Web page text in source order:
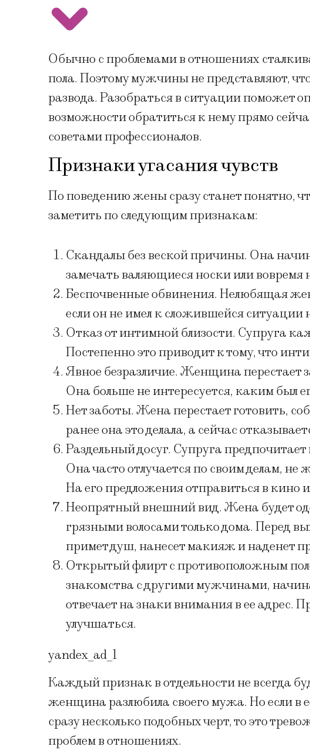
Обычно с проблемами в отношениях
пола. Поэтому мужчины не представляют,
развода. Разобраться в ситуации поможет
возможности обратиться к нему прямо
советами профессионалов.
Признаки угасания чувств
По поведению жены сразу станет понятно,
заметить по следующим признакам:
Скандалы без веской причины. Она
замечать валяющиеся носки или
Беспочвенные обвинения. Нелюбящая
если он не имел к сложившейся
Отказ от интимной близости. Супруга
Постепенно это приводит к тому, что
Явное безразличие. Женщина перестает
Она больше не интересуется, каким был
Нет заботы. Жена перестает готовить,
ранее она это делала, а сейчас
Раздельный досуг. Супруга
Она часто отлучается по своим делам,
На его предложения отправиться в кино
Неопрятный внешний вид. Жена будет
грязными волосами только дома. Перед
примет душ, нанесет макияж и наденет
Открытый флирт с противоположным
знакомства с другими мужчинами,
отвечает на знаки внимания в ее адрес.
улучшаться.
yandex_ad_1
Каждый признак в отдельности не всегда
женщина разлюбила своего мужа. Но если в
сразу несколько подобных черт, то это
проблем в отношениях.